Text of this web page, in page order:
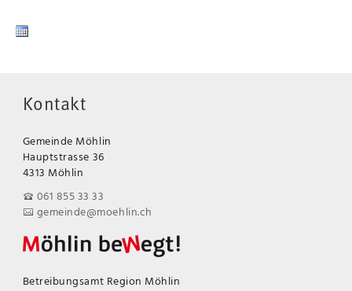
Kontakt
Gemeinde Möhlin
Hauptstrasse 36
4313 Möhlin
061 855 33 33
gemeinde@moehlin.ch
Betreibungsamt Region Möhlin